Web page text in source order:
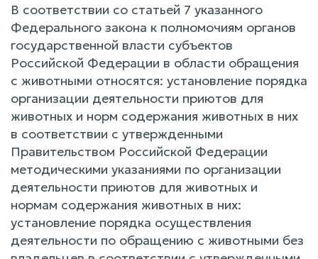
В соответствии со статьей 7 указанного
Федерального закона к полномочиям органов
государственной власти субъектов
Российской Федерации в области обращения
с животными относятся: установление порядка
организации деятельности приютов для
животных и норм содержания животных в них
в соответствии с утвержденными
Правительством Российской Федерации
методическими указаниями по организации
деятельности приютов для животных и
нормам содержания животных в них:
установление порядка осуществления
деятельности по обращению с животными без